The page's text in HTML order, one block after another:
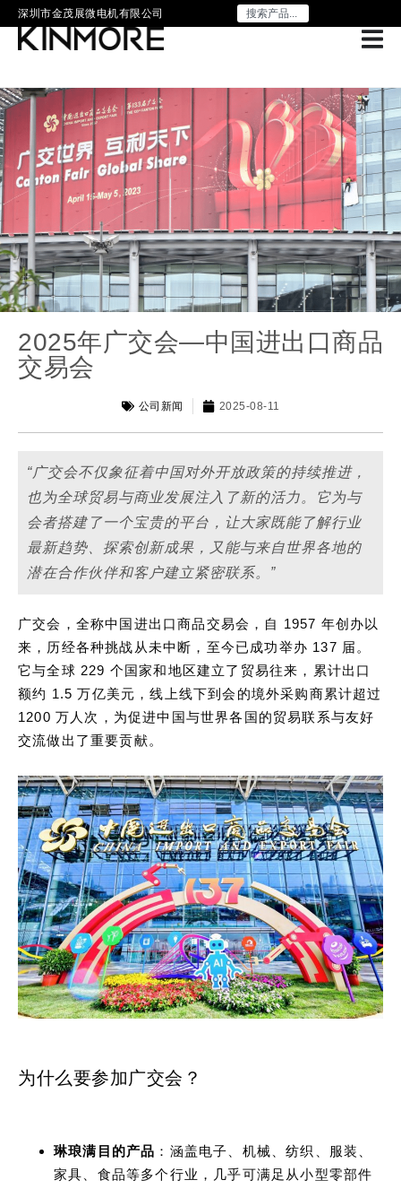
深圳市金茂展微电机有限公司
2025年广交会—中国进出口商品
交易会
公司新闻 2025-08-11
“广交会不仅象征着中国对外开放政策的持续推进，
也为全球贸易与商业发展注入了新的活力。它为与
会者搭建了一个宝贵的平台，让大家既能了解行业
最新趋势、探索创新成果，又能与来自世界各地的
潜在合作伙伴和客户建立紧密联系。”
广交会，全称中国进出口商品交易会，自 1957 年创办以
来，历经各种挑战从未中断，至今已成功举办 137 届。
它与全球 229 个国家和地区建立了贸易往来，累计出口
额约 1.5 万亿美元，线上线下到会的境外采购商累计超过
1200 万人次，为促进中国与世界各国的贸易联系与友好
交流做出了重要贡献。
为什么要参加广交会？
琳琅满目的产品 ：涵盖电子、机械、纺织、服装、
家具、食品等多个行业，几乎可满足从小型零部件